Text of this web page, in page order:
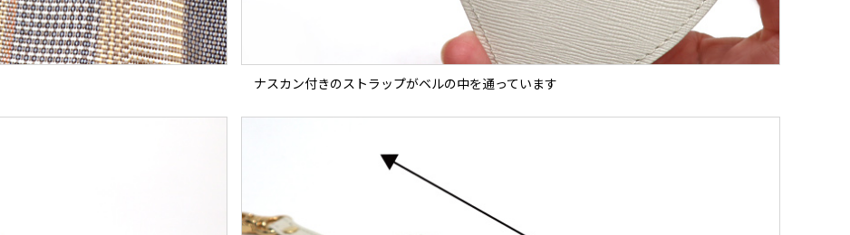
ナスカン付きのストラップがベルの中を通っています